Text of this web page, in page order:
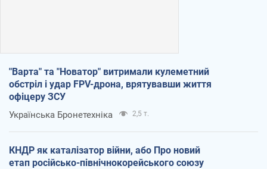
"Варта" та "Новатор" витримали кулеметний
обстріл і удар FPV-дрона, врятувавши життя
офіцеру ЗСУ
Українська Бронетехніка 2,5 т.
КНДР як каталізатор війни, або Про новий
етап російсько-північнокорейського союзу